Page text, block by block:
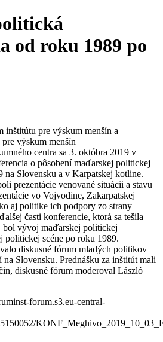
od roku 1989 po
inštitútu pre výskum menšín a
výskum menšín
centra sa 3. októbra 2019 v
o pôsobení maďarskej politickej
na Slovensku a v Karpatskej kotline.
prezentácie venované situácii a stavu
vo Vojvodine, Zakarpatskej
aj politike ich podpory zo strany
časti konferencie, ktorá sa tešila
bol vývoj maďarskej politickej
politickej scéne po roku 1989.
diskusné fórum mladých politikov
Slovensku. Prednášku za inštitút mali
diskusné fórum moderoval László
forum.s3.eu-central-